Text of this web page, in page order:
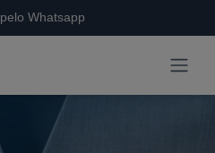
Whatsapp